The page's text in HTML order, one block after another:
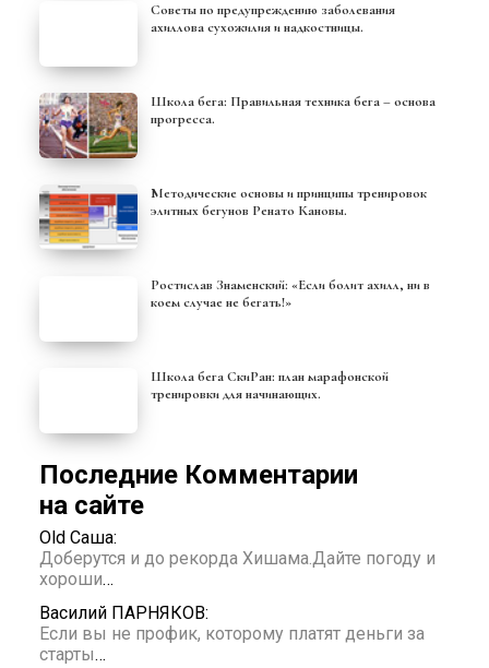
Советы по предупреждению заболевания
ахиллова сухожилия и надкостницы.
Школа бега: Правильная техника бега – основа
прогресса.
Методические основы и принципы тренировок
элитных бегунов Ренато Кановы.
Ростислав Знаменский: «Если болит ахилл, ни в
коем случае не бегать!»
Школа бега СкиРан: план марафонской
тренировки для начинающих.
Последние Комментарии
на сайте
Old Саша:
Доберутся и до рекорда Хишама.Дайте погоду и
хороши…
Василий ПАРНЯКОВ:
Если вы не профик, которому платят деньги за
старты…